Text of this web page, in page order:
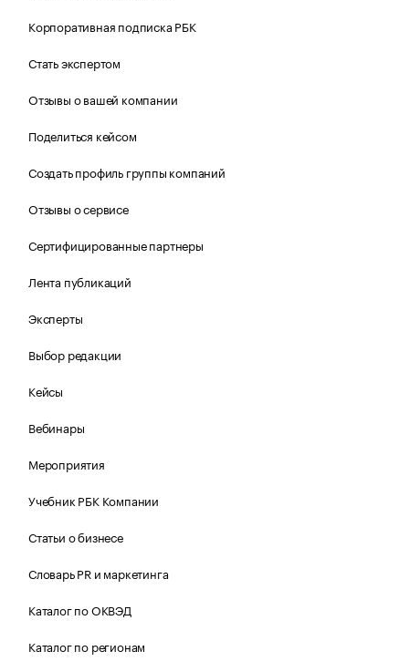
Корпоративная подписка РБК
Стать экспертом
Отзывы о вашей компании
Поделиться кейсом
Создать профиль группы компаний
Отзывы о сервисе
Сертифицированные партнеры
Лента публикаций
Эксперты
Выбор редакции
Кейсы
Вебинары
Мероприятия
Учебник РБК Компании
Статьи о бизнесе
Словарь PR и маркетинга
Каталог по ОКВЭД
Каталог по регионам